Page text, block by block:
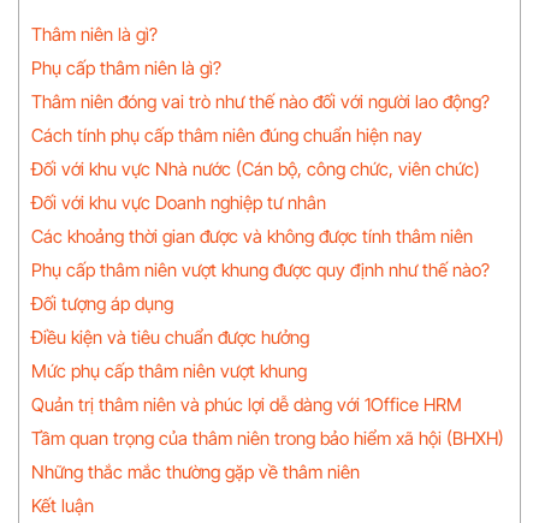
Thâm niên là gì?
Phụ cấp thâm niên là gì?
Thâm niên đóng vai trò như thế nào đối với người lao động?
Cách tính phụ cấp thâm niên đúng chuẩn hiện nay
Đối với khu vực Nhà nước (Cán bộ, công chức, viên chức)
Đối với khu vực Doanh nghiệp tư nhân
Các khoảng thời gian được và không được tính thâm niên
Phụ cấp thâm niên vượt khung được quy định như thế nào?
Đối tượng áp dụng
Điều kiện và tiêu chuẩn được hưởng
Mức phụ cấp thâm niên vượt khung
Quản trị thâm niên và phúc lợi dễ dàng với 1Office HRM
Tầm quan trọng của thâm niên trong bảo hiểm xã hội (BHXH)
Những thắc mắc thường gặp về thâm niên
Kết luận